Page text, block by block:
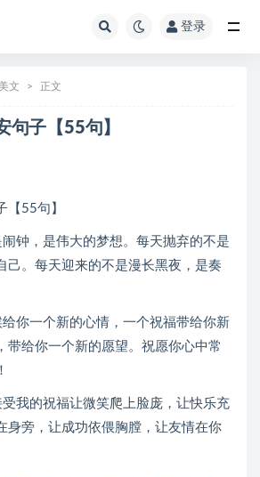
登录
美文 正文
句子【55句】
【55句】
钟，是伟大的梦想。每天抛弃的不是
己。每天迎来的不是漫长黑夜，是奏
你一个新的心情，一个祝福带给你新
带给你一个新的愿望。祝愿你心中常
我的祝福让微笑爬上脸庞，让快乐充
身旁，让成功依偎胸膛，让友情在你